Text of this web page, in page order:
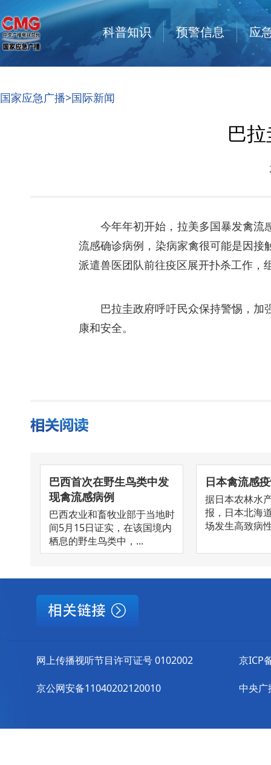
科普知识 预警信息 应
国家应急广播>国际新闻
巴
今年年初开始，拉美多国暴发禽流
流感确诊病例，染病家禽很可能是因
派遣兽医团队前往疫区展开扑杀工作，
巴拉圭政府呼吁民众保持警惕，
康和安全。
巴西首次在野生鸟类中发
现禽流感病例
巴西农业和畜牧业部于当地时
间5月15日证实，在该国境内
栖息的野生鸟类中，...
日本禽流感
据日本农林水
报，日本北海
场发生高致病
网上传播视听节目许可证号 0102002
京公网安备11040202120010
京ICP
中央广